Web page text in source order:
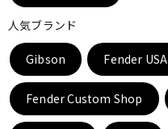
配信/ライブ機器
中古
人気ブランド
Gibson Fender USA
Fender Custom Shop